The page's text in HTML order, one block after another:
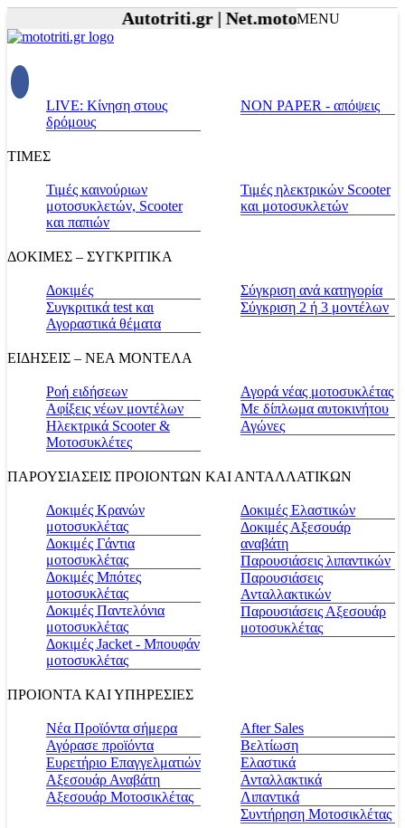
Autotriti.gr |Net.mototriti.gr |
MENU
LIVE: Κίνηση στους
δρόμους
NON PAPER - απόψεις
ΤΙΜΕΣ
Τιμές καινούριων
μοτοσυκλετών, Scooter
και παπιών
Τιμές ηλεκτρικών Scooter
και μοτοσυκλετών
ΔΟΚΙΜΕΣ – ΣΥΓΚΡΙΤΙΚΑ
Δοκιμές
Συγκριτικά test και
Αγοραστικά θέματα
Σύγκριση ανά κατηγορία
Σύγκριση 2 ή 3 μοντέλων
ΕΙΔΗΣΕΙΣ – ΝΕΑ ΜΟΝΤΕΛΑ
Ροή ειδήσεων
Αφίξεις νέων μοντέλων
Ηλεκτρικά Scooter &
Μοτοσυκλέτες
Αγορά νέας μοτοσυκλέτας
Με δίπλωμα αυτοκινήτου
Αγώνες
ΠΑΡΟΥΣΙΑΣΕΙΣ ΠΡΟΙΟΝΤΩΝ ΚΑΙ ΑΝΤΑΛΛΑΤΙΚΩΝ
Δοκιμές Κρανών
μοτοσυκλέτας
Δοκιμές Γάντια
μοτοσυκλέτας
Δοκιμές Μπότες
μοτοσυκλέτας
Δοκιμές Παντελόνια
μοτοσυκλέτας
Δοκιμές Jacket - Μπουφάν
μοτοσυκλέτας
Δοκιμές Ελαστικών
Δοκιμές Αξεσουάρ
αναβάτη
Παρουσιάσεις λιπαντικών
Παρουσιάσεις
Ανταλλακτικών
Παρουσιάσεις Αξεσουάρ
μοτοσυκλέτας
ΠΡΟΙΟΝΤΑ ΚΑΙ ΥΠΗΡΕΣΙΕΣ
Νέα Προϊόντα σήμερα
Αγόρασε προϊόντα
Ευρετήριο Επαγγελματιών
Αξεσουάρ Αναβάτη
Αξεσουάρ Μοτοσικλέτας
Αfter Sales
Βελτίωση
Ελαστικά
Ανταλλακτικά
Λιπαντικά
Συντήρηση Μοτοσικλέτας